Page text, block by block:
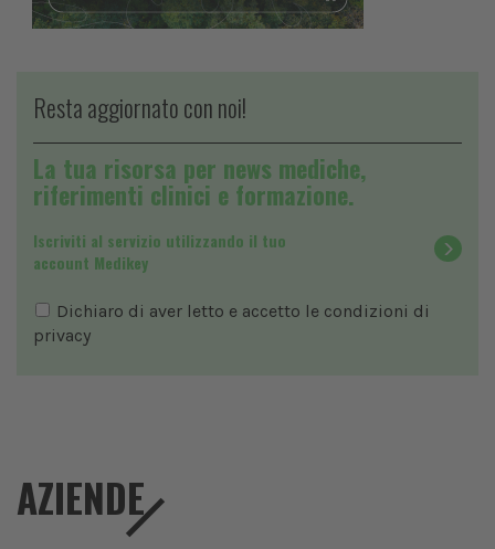
Resta aggiornato con noi!
La tua risorsa per news mediche,
riferimenti clinici e formazione.
Iscriviti al servizio utilizzando il tuo
account Medikey
Dichiaro di aver letto e accetto le condizioni di
privacy
AZIENDE